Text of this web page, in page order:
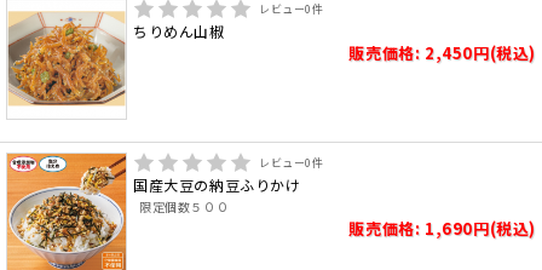
レビュー0件
ちりめん山椒
販売価格: 2,450円(税込)
レビュー0件
国産大豆の納豆ふりかけ
限定個数５００
販売価格: 1,690円(税込)